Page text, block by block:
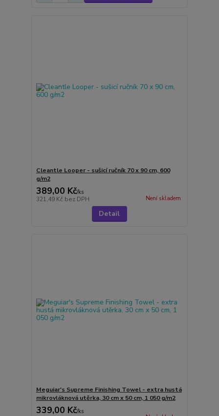
Cleantle Looper - sušicí ručník 70 x 90 cm, 600
g/m2
389,00 Kč/ks
321,49 Kč bez DPH Není skladem
Detail
Meguiar's Supreme Finishing Towel - extra hustá
mikrovláknová utěrka, 30 cm x 50 cm, 1 050 g/m2
339,00 Kč/ks